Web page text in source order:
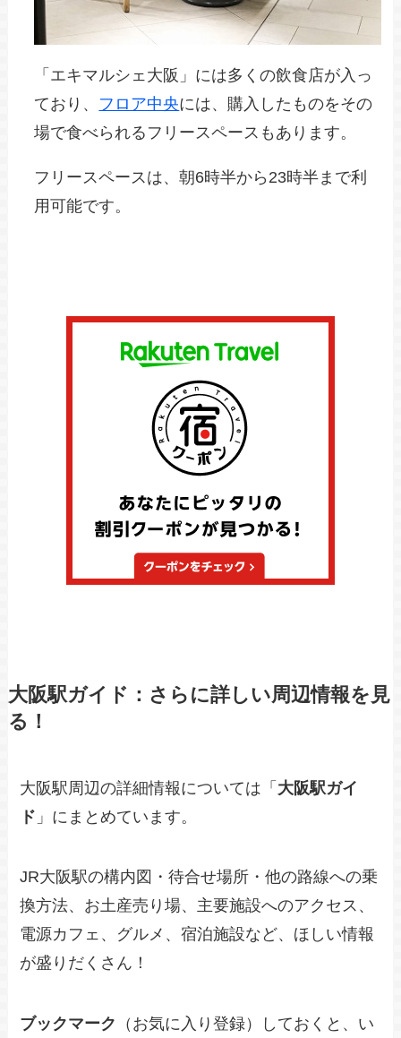
「エキマルシェ大阪」には多くの飲食店が入っ
ており、 フロア中央には、購入したものをその
場で食べられるフリースペースもあります。
フリースペースは、朝6時半から23時半まで利
用可能です。
大阪駅ガイド：さらに詳しい周辺情報を見
る！
大阪駅周辺の詳細情報については「 大阪駅ガイ
ド 」にまとめています。
JR大阪駅の構内図・待合せ場所・他の路線への乗
換方法、お土産売り場、主要施設へのアクセス、
電源カフェ、グルメ、宿泊施設など、ほしい情報
が盛りだくさん！
ブックマーク （お気に入り登録）しておくと、い